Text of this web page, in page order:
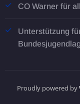
CO Warner für
Unterstützung
Proudly powered by